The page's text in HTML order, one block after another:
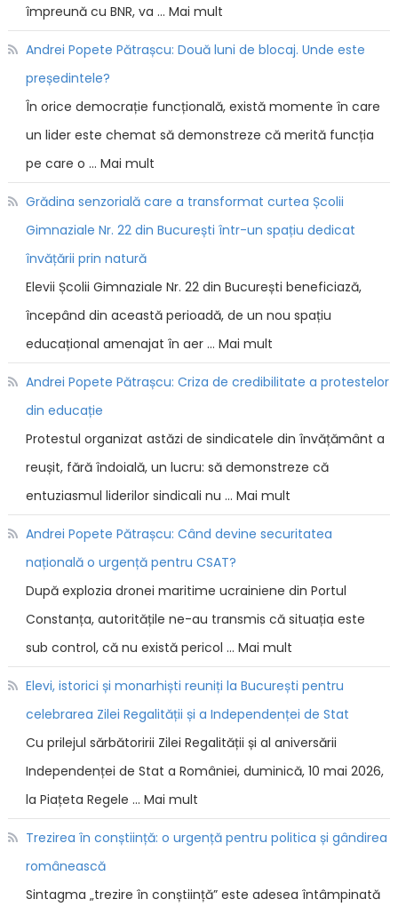
împreună cu BNR, va … Mai mult
Andrei Popete Pătrașcu: Două luni de blocaj. Unde este
președintele?
În orice democrație funcțională, există momente în care
un lider este chemat să demonstreze că merită funcția
pe care o … Mai mult
Grădina senzorială care a transformat curtea Școlii
Gimnaziale Nr. 22 din București într-un spațiu dedicat
învățării prin natură
Elevii Școlii Gimnaziale Nr. 22 din București beneficiază,
începând din această perioadă, de un nou spațiu
educațional amenajat în aer … Mai mult
Andrei Popete Pătrașcu: Criza de credibilitate a protestelor
din educație
Protestul organizat astăzi de sindicatele din învățământ a
reușit, fără îndoială, un lucru: să demonstreze că
entuziasmul liderilor sindicali nu … Mai mult
Andrei Popete Pătrașcu: Când devine securitatea
națională o urgență pentru CSAT?
După explozia dronei maritime ucrainiene din Portul
Constanța, autoritățile ne-au transmis că situația este
sub control, că nu există pericol … Mai mult
Elevi, istorici și monarhiști reuniți la București pentru
celebrarea Zilei Regalității și a Independenței de Stat
Cu prilejul sărbătoririi Zilei Regalității și al aniversării
Independenței de Stat a României, duminică, 10 mai 2026,
la Piațeta Regele … Mai mult
Trezirea în conștiință: o urgență pentru politica și gândirea
românească
Sintagma „trezire în conștiință” este adesea întâmpinată